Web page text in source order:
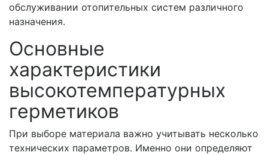
обслуживании отопительных систем различного
назначения.
Основные
характеристики
высокотемпературных
герметиков
При выборе материала важно учитывать несколько
технических параметров. Именно они определяют